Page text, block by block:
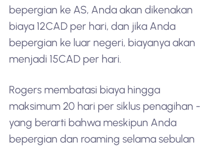
bepergian ke AS, Anda akan dikenakan
biaya 12CAD per hari, dan jika Anda
bepergian ke luar negeri, biayanya akan
menjadi 15CAD per hari.
Rogers membatasi biaya hingga
maksimum 20 hari per siklus penagihan -
yang berarti bahwa meskipun Anda
bepergian dan roaming selama sebulan